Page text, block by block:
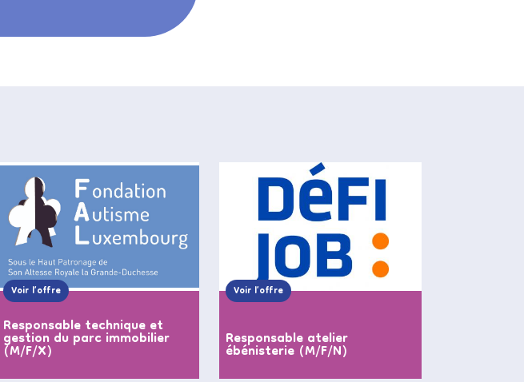
Voir l’offre
Responsable technique et
gestion du parc immobilier
(M/F/X)
Voir l’offre
Responsable atelier
ébénisterie (M/F/N)